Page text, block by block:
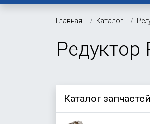
Главная Каталог
Редуктор
Каталог запчастей